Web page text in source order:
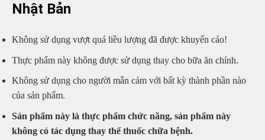
Nhật Bản
Không sử dụng vượt quá liều lượng đã được khuyến cáo!
Thực phẩm này không được sử dụng thay cho bữa ăn chính.
Không sử dụng cho người mẫn cảm với bất kỳ thành phần nào
của sản phẩm.
Sản phẩm này là thực phẩm chức năng, sản phẩm này
không có tác dụng thay thế thuốc chữa bệnh.